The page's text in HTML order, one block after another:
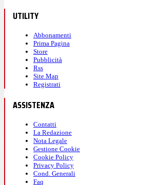
UTILITY
Abbonamenti
Prima Pagina
Store
Pubblicità
Rss
Site Map
Registrati
ASSISTENZA
Contatti
La Redazione
Nota Legale
Gestione Cookie
Cookie Policy
Privacy Policy
Cond. Generali
Faq